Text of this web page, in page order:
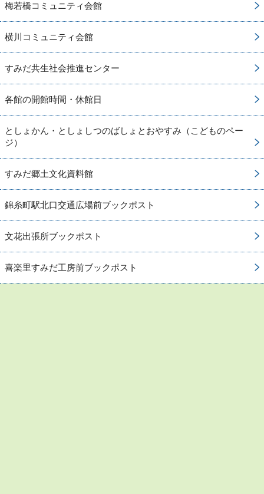
梅若橋コミュニティ会館
横川コミュニティ会館
すみだ共生社会推進センター
各館の開館時間・休館日
としょかん・としょしつのばしょとおやすみ（こどものペー
ジ）
すみだ郷土文化資料館
錦糸町駅北口交通広場前ブックポスト
文花出張所ブックポスト
喜楽里すみだ工房前ブックポスト